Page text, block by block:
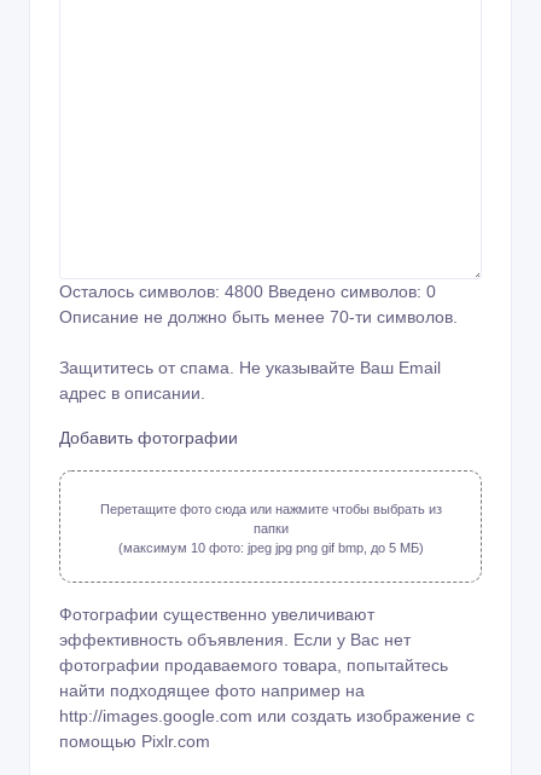
Осталось символов: 4800 Введено символов: 0
Описание не должно быть менее 70-ти символов.
Защититесь от спама. Не указывайте Ваш Email
адрес в описании.
Добавить фотографии
Перетащите фото сюда или нажмите чтобы выбрать из
папки
(максимум 10 фото: jpeg jpg png gif bmp, до 5 МБ)
Фотографии существенно увеличивают
эффективность объявления. Если у Вас нет
фотографии продаваемого товара, попытайтесь
найти подходящее фото например на
http://images.google.com или создать изображение с
помощью Pixlr.com